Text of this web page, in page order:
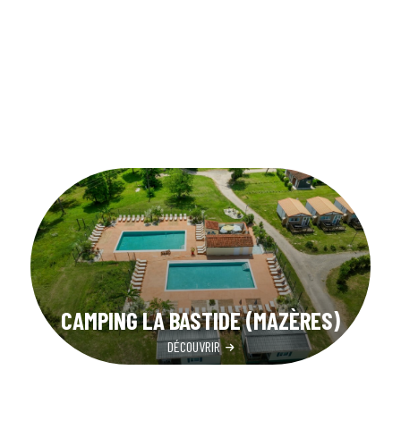
CAMPING LA BASTIDE (MAZÈRES)
DÉCOUVRIR